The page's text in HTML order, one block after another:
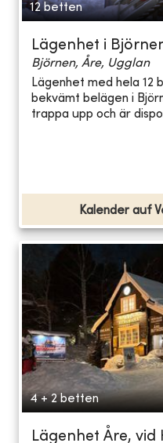
12 betten
Lägenhet i
Björnen, Åre, Ugglan
Lägenhet med hela 12
bekvämt belägen i
trappa upp och är
Kalender auf
4 + 2 betten
Lägenhet Åre, vid